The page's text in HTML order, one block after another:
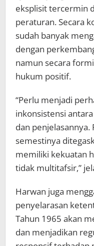
eksplisit tercermin
peraturan. Secara
sudah banyak
dengan
namun secara
hukum positif.
“Perlu menjadi
inkonsistensi
dan penjelasannya.
semestinya
memiliki kekuatan
tidak multitafsir,”
Harwan juga
penyelarasan
Tahun 1965 akan
dan menjadikan